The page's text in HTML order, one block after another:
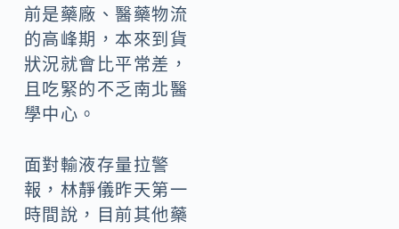
前是藥廠、醫藥物流
的高峰期，本來到貨
狀況就會比平常差，
且吃緊的不乏南北醫
學中心。
面對輸液存量拉警
報，林靜儀昨天第一
時間說，目前其他藥